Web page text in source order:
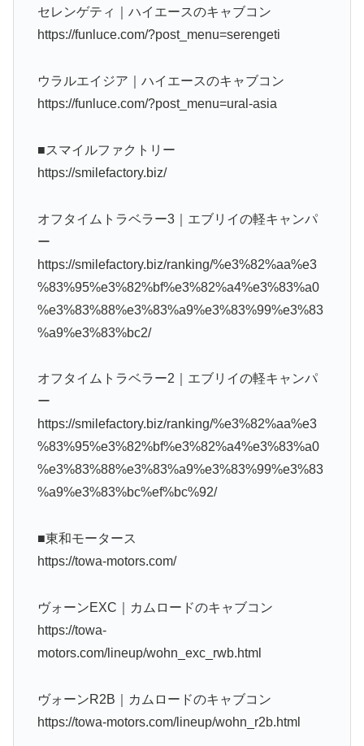
セレンゲティ｜ハイエースのキャブコン
https://funluce.com/?post_menu=serengeti
ウラルエイジア｜ハイエースのキャブコン
https://funluce.com/?post_menu=ural-asia
■スマイルファクトリー
https://smilefactory.biz/
オフタイムトラベラー3｜エブリイの軽キャンパ
ー
https://smilefactory.biz/ranking/%e3%82%aa%e3
%83%95%e3%82%bf%e3%82%a4%e3%83%a0
%e3%83%88%e3%83%a9%e3%83%99%e3%83
%a9%e3%83%bc2/
オフタイムトラベラー2｜エブリイの軽キャンパ
ー
https://smilefactory.biz/ranking/%e3%82%aa%e3
%83%95%e3%82%bf%e3%82%a4%e3%83%a0
%e3%83%88%e3%83%a9%e3%83%99%e3%83
%a9%e3%83%bc%ef%bc%92/
■東和モータース
https://towa-motors.com/
ヴォーンEXC｜カムロードのキャブコン
https://towa-
motors.com/lineup/wohn_exc_rwb.html
ヴォーンR2B｜カムロードのキャブコン
https://towa-motors.com/lineup/wohn_r2b.html